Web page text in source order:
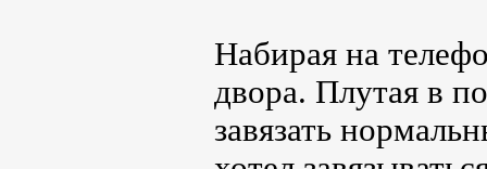
Набирая на
двора. Плутая в
завязать